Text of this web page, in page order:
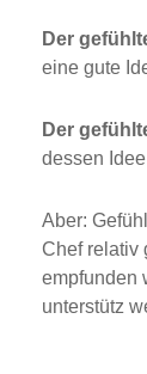
Der
eine gute
Der
dessen
Aber:
Chef relativ
empfunden
unterstütz